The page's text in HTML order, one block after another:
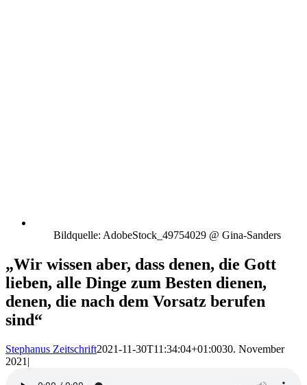
Bildquelle: AdobeStock_49754029 @ Gina-Sanders
„Wir wissen aber, dass denen, die Gott
lieben, alle Dinge zum Besten dienen,
denen, die nach dem Vorsatz berufen
sind“
Stephanus Zeitschrift2021-11-30T11:34:04+01:0030. November
2021 |